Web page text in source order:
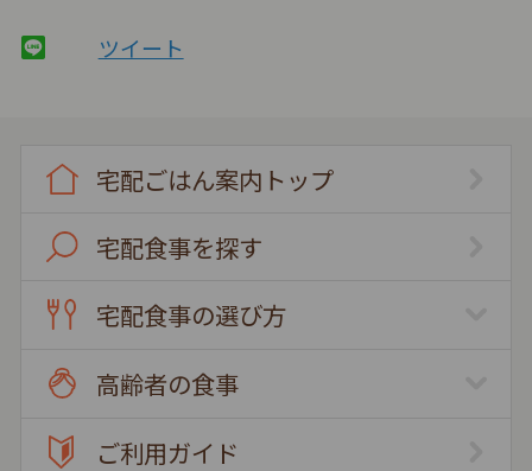
ツイート
宅配ごはん案内トップ
宅配食事を探す
宅配食事の選び方
高齢者の食事
ご利用ガイド